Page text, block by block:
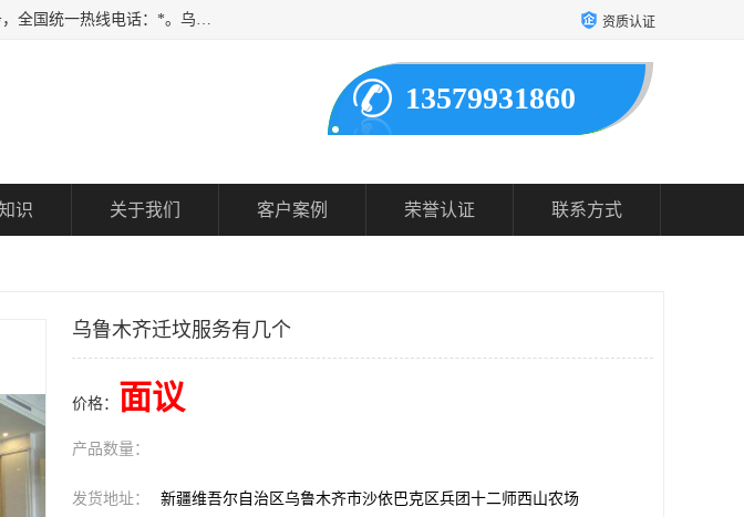
乌鲁木齐福寿家园商务咨询服务有限公司从事：殡葬服务、福寿园、公墓、墓地、迁坟服务等服务，全国统一热线电话：*。乌鲁木齐福寿家园商务咨询服务有限公司提供多种一条龙服务套餐，满足各阶层的实际需求。实实在在做到省心、省力、省钱。 资质认证
13579931860
识 关于我们 客户案例 荣誉认证 联系方式
乌鲁木齐迁坟服务有几个
价格： 面议
产品数量：
发货地址： 新疆维吾尔自治区乌鲁木齐市沙依巴克区兵团十二师西山农场